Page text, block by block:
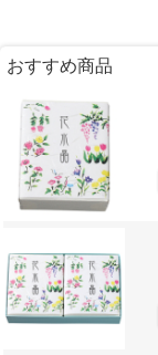
おすすめ商品